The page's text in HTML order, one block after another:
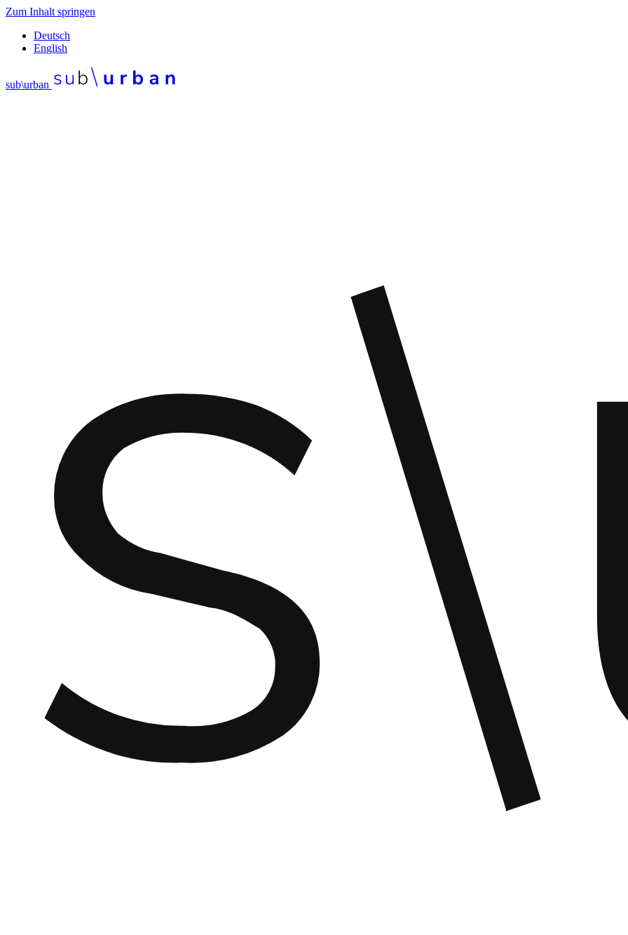
Zum Inhalt springen
Deutsch
English
sub\urban